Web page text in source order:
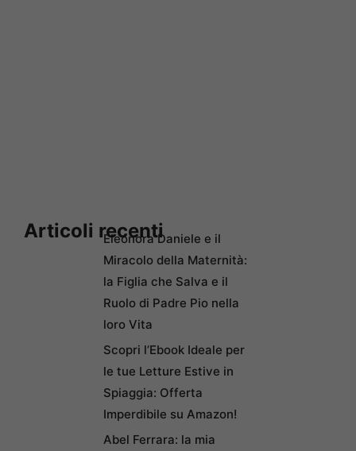
Articoli recentiEleonora Daniele e il
Miracolo della Maternità:
la Figlia che Salva e il
Ruolo di Padre Pio nella
loro Vita
Scopri l’Ebook Ideale per
le tue Letture Estive in
Spiaggia: Offerta
Imperdibile su Amazon!
Abel Ferrara: la mia